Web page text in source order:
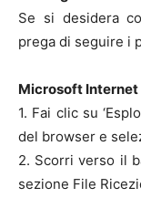
Se si desidera
prega di seguire i
Microsoft Internet
1. Fai clic su
del browser e
2. Scorri verso il
sezione File